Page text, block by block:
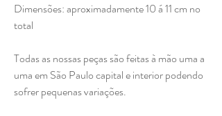
Dimensões: aproximadamente 10 á 11 cm no
total
Todas as nossas peças são feitas à mão uma a
uma em São Paulo capital e interior podendo
sofrer pequenas variações.